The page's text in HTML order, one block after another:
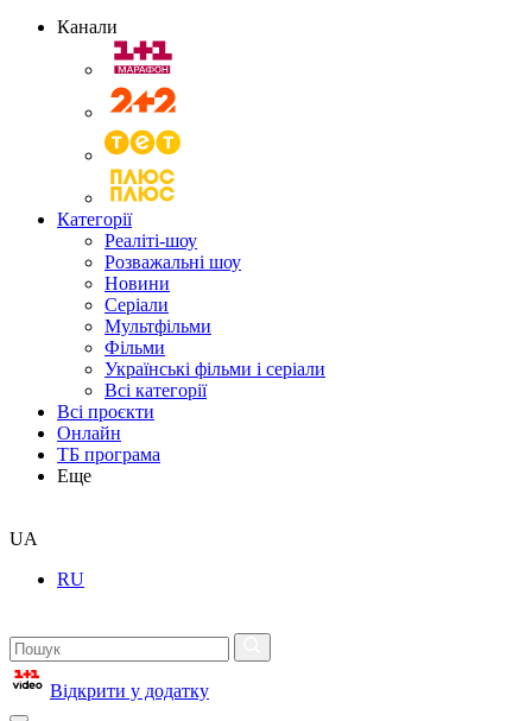
Канали
Категорії
Реаліті-шоу
Розважальні шоу
Новини
Серіали
Мультфільми
Фільми
Українські фільми і серіали
Всі категорії
Всі проєкти
Онлайн
ТБ програма
Еще
UA
RU
Відкрити у додатку